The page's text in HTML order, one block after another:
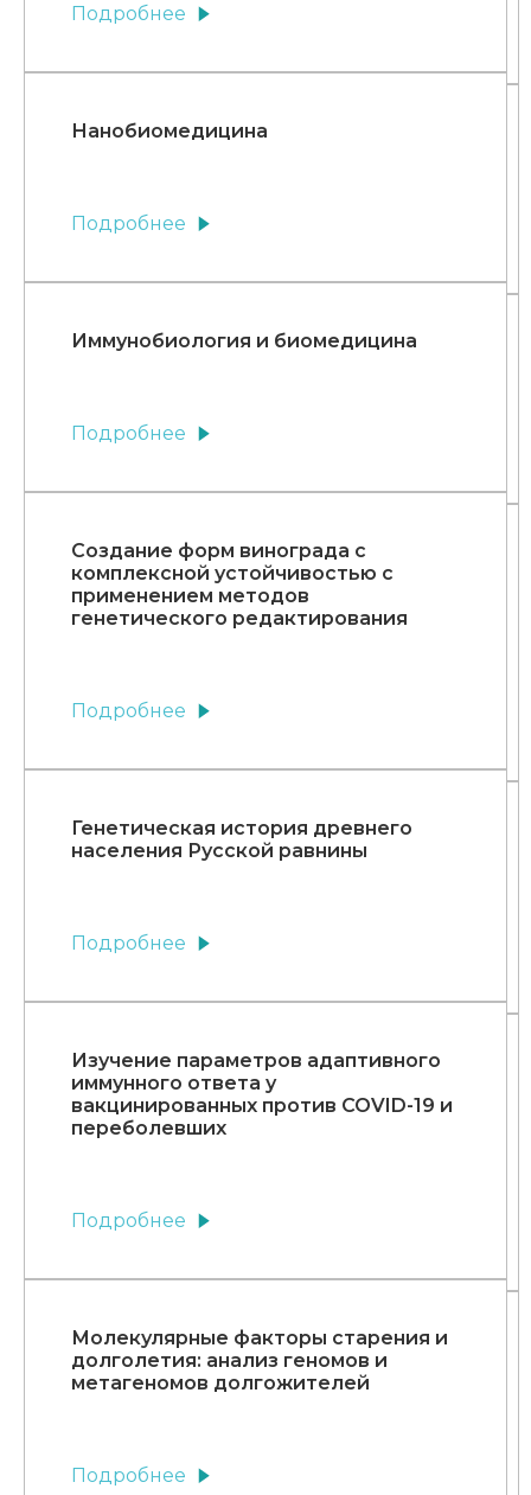
Подробнее
Нанобиомедицина
Подробнее
Иммунобиология и биомедицина
Подробнее
Создание форм винограда с
комплексной устойчивостью с
применением методов
генетического редактирования
Подробнее
Генетическая история древнего
населения Русской равнины
Подробнее
Изучение параметров адаптивного
иммунного ответа у
вакцинированных против COVID-19 и
переболевших
Подробнее
Молекулярные факторы старения и
долголетия: анализ геномов и
метагеномов долгожителей
Подробнее